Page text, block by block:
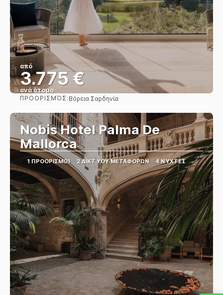
από
3.775 €
ανά άτομο
Βλέπω
ΠΡΟΟΡΙΣΜΌΣ: Βόρεια Σαρδηνία
Nobis Hotel Palma De
Mallorca
1 ΠΡΟΟΡΙΣΜΟΊ 2 ΔΙΚΤΎΟΥ ΜΕΤΑΦΟΡΏΝ 4 ΝΎΧΤΕΣ